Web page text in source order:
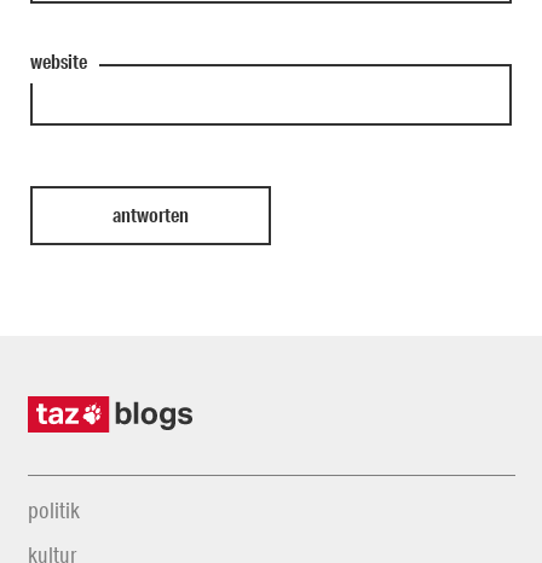
website
politik
kultur